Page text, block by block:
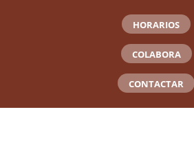
HORARIOS
COLABORA
CONTACTAR